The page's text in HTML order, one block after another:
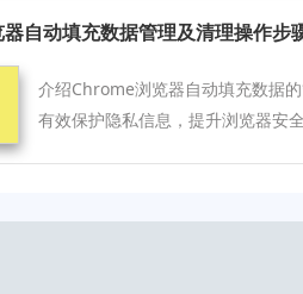
自动填充数据管理及清理操作步
介绍Chrome浏览器自动填充数据
有效保护隐私信息，提升浏览器安全